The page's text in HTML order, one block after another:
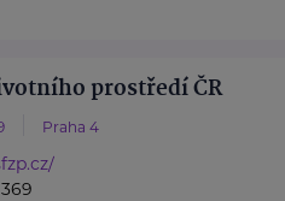
prostředí ČR
Praha 4